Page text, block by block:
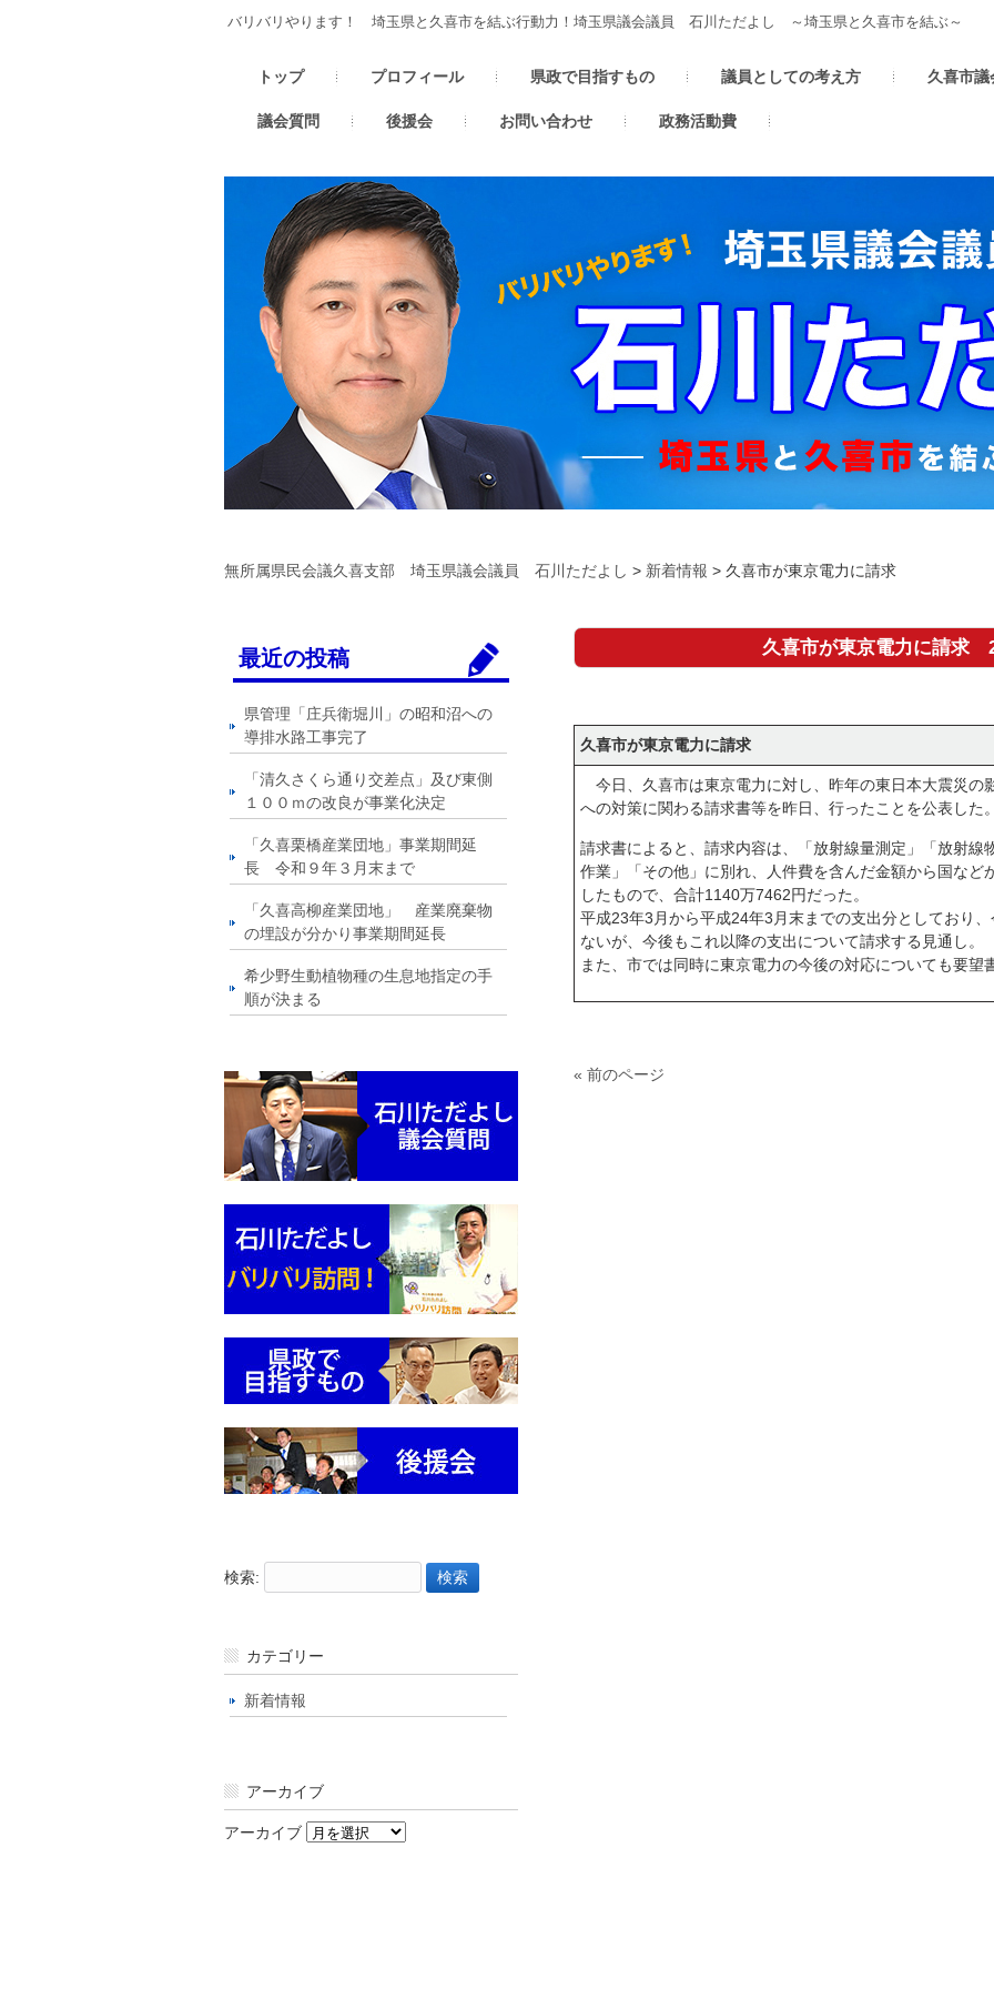
バリバリやります！ 埼玉県と久喜市を結ぶ行動力！埼玉県議会議員 石川ただよし ～埼玉県と久喜市を結ぶ～
トップ プロフィール 県政で目指すもの 議員としての考え方 久喜市議
議会質問 後援会 お問い合わせ 政務活動費
無所属県民会議久喜支部 埼玉県議会議員 石川ただよし > 新着情報 > 久喜市が東京電力に請求
久喜市が東京電力に請求
久喜市が東京電力に請求
今日、久喜市は東京電力に対し、昨年の東日本大震災の
への対策に関わる請求書等を昨日、行ったことを公表した。
請求書によると、請求内容は、「放射線量測定」「放射線
作業」「その他」に別れ、人件費を含んだ金額から国など
したもので、合計1140万7462円だった。
平成23年3月から平成24年3月末までの支出分としており
ないが、今後もこれ以降の支出について請求する見通し。
また、市では同時に東京電力の今後の対応についても要望
« 前のページ
最近の投稿
県管理「庄兵衛堀川」の昭和沼への
導排水路工事完了
「清久さくら通り交差点」及び東側
１００ｍの改良が事業化決定
「久喜栗橋産業団地」事業期間延
長 令和９年３月末まで
「久喜高柳産業団地」 産業廃棄物
の埋設が分かり事業期間延長
希少野生動植物種の生息地指定の手
順が決まる
検索:
カテゴリー
新着情報
アーカイブ
アーカイブ